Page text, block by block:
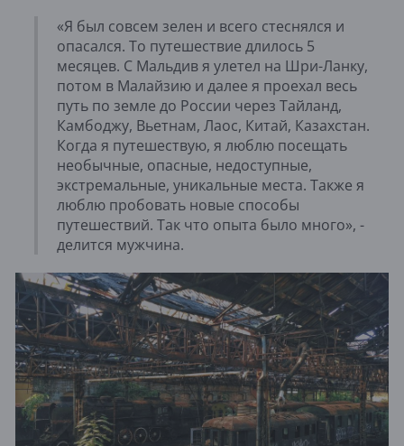
«Я был совсем зелен и всего стеснялся и
опасался. То путешествие длилось 5
месяцев. С Мальдив я улетел на Шри-Ланку,
потом в Малайзию и далее я проехал весь
путь по земле до России через Тайланд,
Камбоджу, Вьетнам, Лаос, Китай, Казахстан.
Когда я путешествую, я люблю посещать
необычные, опасные, недоступные,
экстремальные, уникальные места. Также я
люблю пробовать новые способы
путешествий. Так что опыта было много», -
делится мужчина.